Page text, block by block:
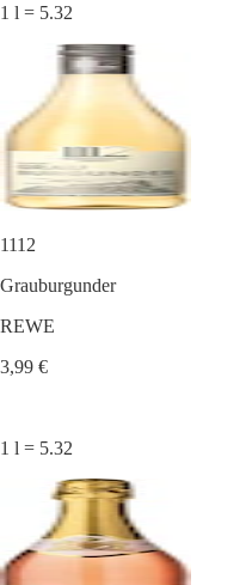
1 l = 5.32
1112
Grauburgunder
REWE
3,99 €
1 l = 5.32